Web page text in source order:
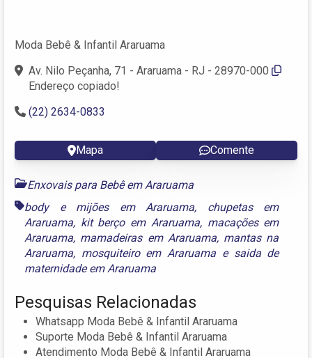
Moda Bebê & Infantil Araruama
Av. Nilo Peçanha, 71 - Araruama - RJ - 28970-000
Endereço copiado!
(22) 2634-0833
Mapa Comente
Enxovais para Bebê em Araruama
body e mijões em Araruama, chupetas em
Araruama, kit berço em Araruama, macações em
Araruama, mamadeiras em Araruama, mantas na
Araruama, mosquiteiro em Araruama e saida de
maternidade em Araruama
Pesquisas Relacionadas
Whatsapp Moda Bebê & Infantil Araruama
Suporte Moda Bebê & Infantil Araruama
Atendimento Moda Bebê & Infantil Araruama